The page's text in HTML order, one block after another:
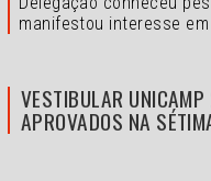
manifestou interesse
VESTIBULAR
APROVADOS NA